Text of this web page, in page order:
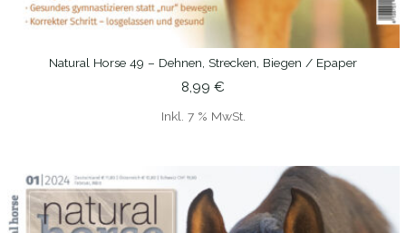
IN DEN WARENKORB
Natural Horse 49 – Dehnen, Strecken, Biegen / Epaper
8,99 €
Inkl. 7 % MwSt.